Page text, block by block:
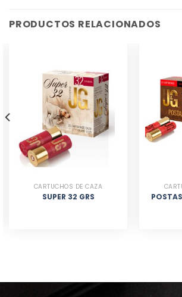
PRODUCTOS RELACIONADOS
CARTUCHOS DE CAZA
SUPER 32 GRS